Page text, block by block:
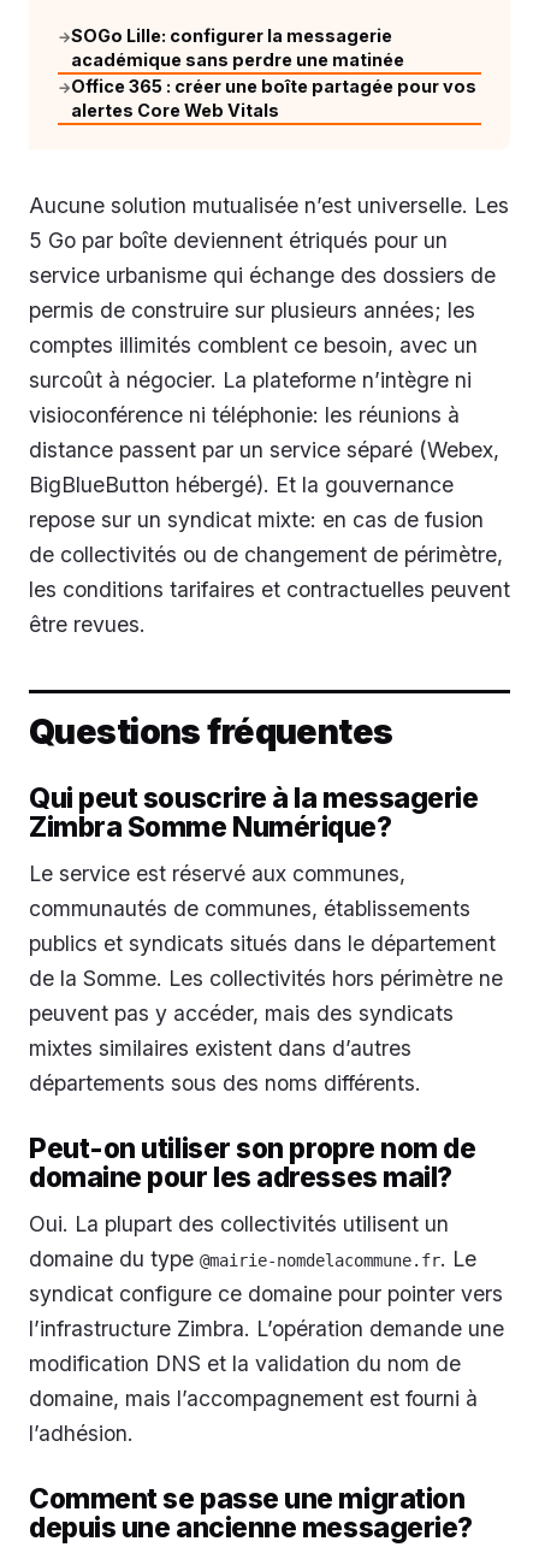
→SOGo Lille: configurer la messagerie
académique sans perdre une matinée
→Office 365 : créer une boîte partagée pour vos
alertes Core Web Vitals
Aucune solution mutualisée n’est universelle. Les
5 Go par boîte deviennent étriqués pour un
service urbanisme qui échange des dossiers de
permis de construire sur plusieurs années; les
comptes illimités comblent ce besoin, avec un
surcoût à négocier. La plateforme n’intègre ni
visioconférence ni téléphonie: les réunions à
distance passent par un service séparé (Webex,
BigBlueButton hébergé). Et la gouvernance
repose sur un syndicat mixte: en cas de fusion
de collectivités ou de changement de périmètre,
les conditions tarifaires et contractuelles peuvent
être revues.
Questions fréquentes
Qui peut souscrire à la messagerie
Zimbra Somme Numérique?
Le service est réservé aux communes,
communautés de communes, établissements
publics et syndicats situés dans le département
de la Somme. Les collectivités hors périmètre ne
peuvent pas y accéder, mais des syndicats
mixtes similaires existent dans d’autres
départements sous des noms différents.
Peut-on utiliser son propre nom de
domaine pour les adresses mail?
Oui. La plupart des collectivités utilisent un
domaine du type @mairie-nomdelacommune.fr. Le
syndicat configure ce domaine pour pointer vers
l’infrastructure Zimbra. L’opération demande une
modification DNS et la validation du nom de
domaine, mais l’accompagnement est fourni à
l’adhésion.
Comment se passe une migration
depuis une ancienne messagerie?